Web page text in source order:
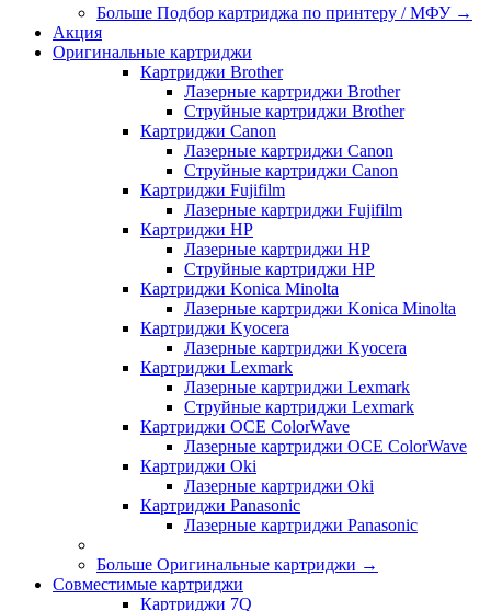
Больше Подбор картриджа по принтеру / МФУ →
Акция
Оригинальные картриджи
Картриджи Brother
Лазерные картриджи Brother
Струйные картриджи Brother
Картриджи Canon
Лазерные картриджи Canon
Струйные картриджи Canon
Картриджи Fujifilm
Лазерные картриджи Fujifilm
Картриджи HP
Лазерные картриджи HP
Струйные картриджи HP
Картриджи Konica Minolta
Лазерные картриджи Konica Minolta
Картриджи Kyocera
Лазерные картриджи Kyocera
Картриджи Lexmark
Лазерные картриджи Lexmark
Струйные картриджи Lexmark
Картриджи OCE ColorWave
Лазерные картриджи OCE ColorWave
Картриджи Oki
Лазерные картриджи Oki
Картриджи Panasonic
Лазерные картриджи Panasonic
Больше Оригинальные картриджи →
Совместимые картриджи
Картриджи 7Q